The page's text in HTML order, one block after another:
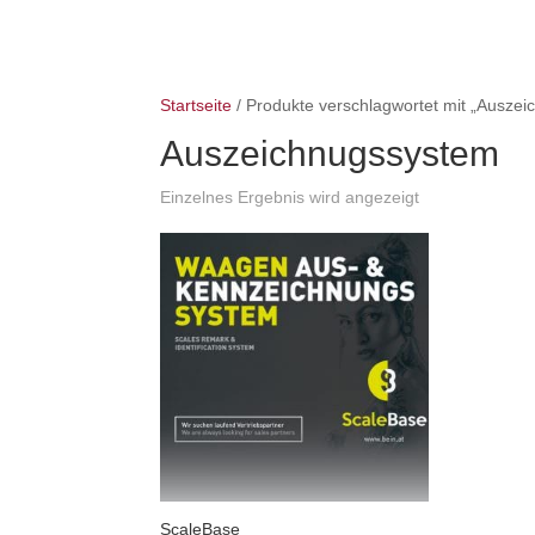
Startseite / Produkte verschlagwortet mit
Auszeichnugssystem
Einzelnes Ergebnis wird angezeigt
ScaleBase